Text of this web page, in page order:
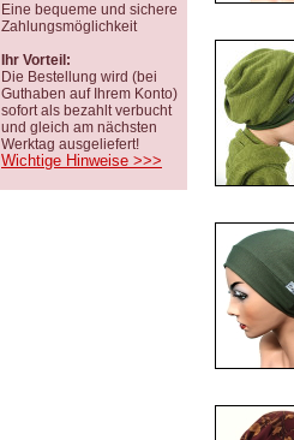
Eine bequeme und sichere
Zahlungsmöglichkeit
Ihr Vorteil:
Die Bestellung wird (bei
Guthaben auf Ihrem Konto)
sofort als bezahlt verbucht
und gleich am nächsten
Werktag ausgeliefert!
Wichtige Hinweise >>>